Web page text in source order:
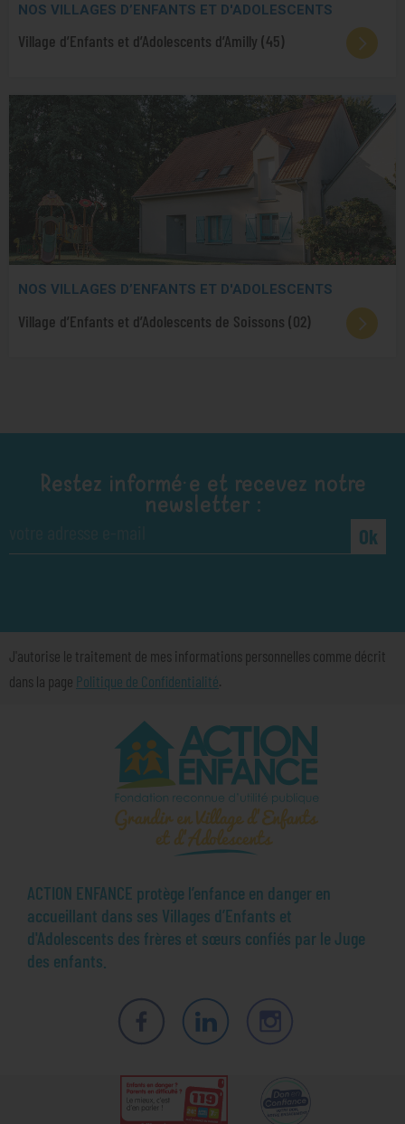
NOS VILLAGES D’ENFANTS ET D'ADOLESCENTS
Village d’Enfants et d’Adolescents d’Amilly (45)
NOS VILLAGES D’ENFANTS ET D'ADOLESCENTS
Village d’Enfants et d’Adolescents de Soissons (02)
Restez informé·e et recevez notre
newsletter :
Ok
J'autorise le traitement de mes informations personnelles comme décrit
dans la page Politique de Confidentialité.
ACTION ENFANCE protège l’enfance en danger en
accueillant dans ses Villages d’Enfants et
d'Adolescents des frères et sœurs confiés par le Juge
des enfants.